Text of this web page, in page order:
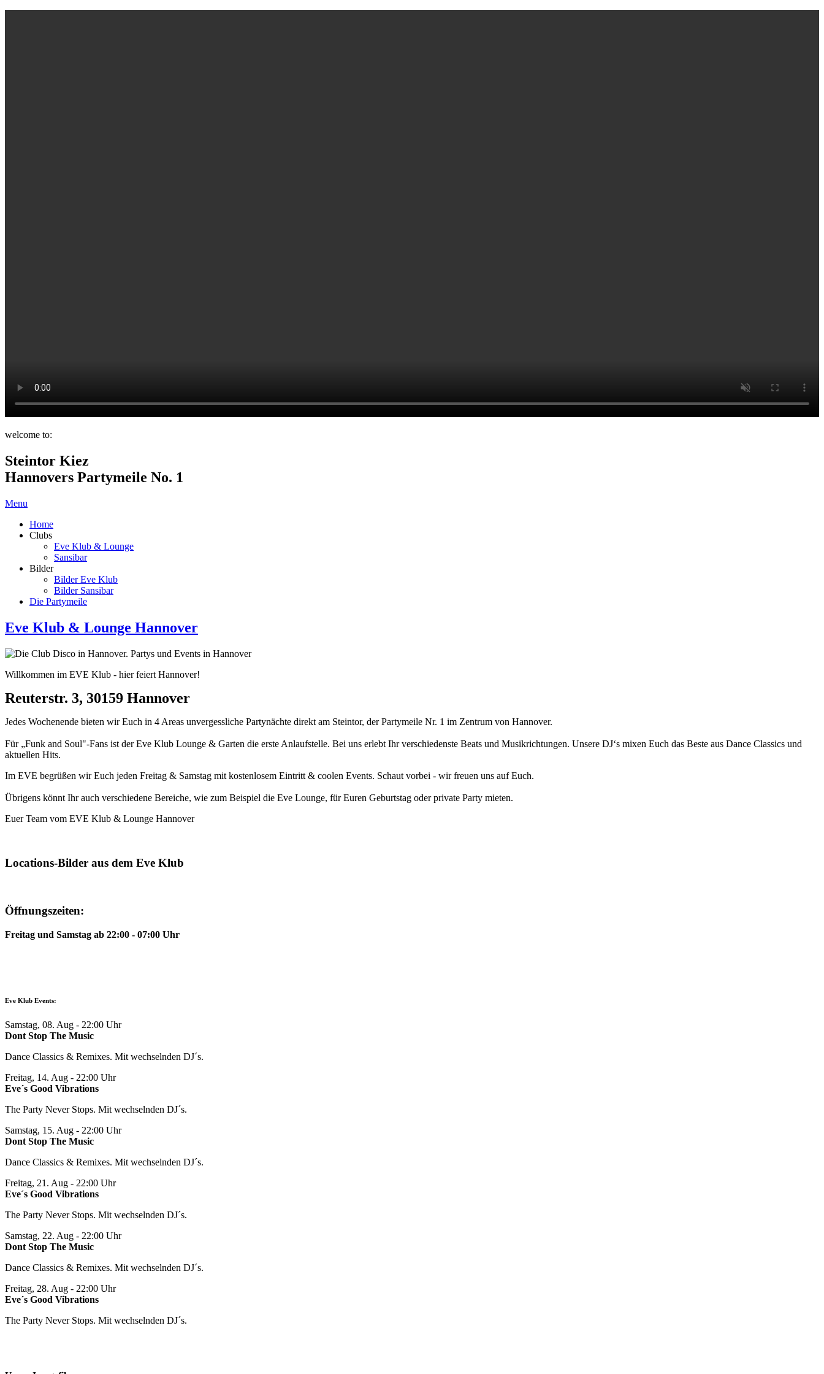
welcome to:
Steintor Kiez
Hannovers Partymeile No. 1
Menu
Home
Clubs
Eve Klub & Lounge
Sansibar
Bilder
Bilder Eve Klub
Bilder Sansibar
Die Partymeile
Eve Klub & Lounge Hannover
Willkommen im EVE Klub - hier feiert Hannover!
Reuterstr. 3, 30159 Hannover
Jedes Wochenende bieten wir Euch in 4 Areas unvergessliche Partynächte direkt am Steintor, der Partymeile Nr. 1 im Zentrum von Hannover.
Für „Funk and Soul"-Fans ist der Eve Klub Lounge & Garten die erste Anlaufstelle. Bei uns erlebt Ihr verschiedenste Beats und Musikrichtungen. Unsere DJ‘s mixen Euch das Beste aus Dance Classics und
aktuellen Hits.
Im EVE begrüßen wir Euch jeden Freitag & Samstag mit kostenlosem Eintritt & coolen Events. Schaut vorbei - wir freuen uns auf Euch.
Übrigens könnt Ihr auch verschiedene Bereiche, wie zum Beispiel die Eve Lounge, für Euren Geburtstag oder private Party mieten.
Euer Team vom EVE Klub & Lounge Hannover
Locations-Bilder aus dem Eve Klub
Öffnungszeiten:
Freitag und Samstag ab 22:00 - 07:00 Uhr
Eve Klub Events:
Samstag, 08. Aug - 22:00 Uhr
Dont Stop The Music
Dance Classics & Remixes. Mit wechselnden DJ´s.
Freitag, 14. Aug - 22:00 Uhr
Eve´s Good Vibrations
The Party Never Stops. Mit wechselnden DJ´s.
Samstag, 15. Aug - 22:00 Uhr
Dont Stop The Music
Dance Classics & Remixes. Mit wechselnden DJ´s.
Freitag, 21. Aug - 22:00 Uhr
Eve´s Good Vibrations
The Party Never Stops. Mit wechselnden DJ´s.
Samstag, 22. Aug - 22:00 Uhr
Dont Stop The Music
Dance Classics & Remixes. Mit wechselnden DJ´s.
Freitag, 28. Aug - 22:00 Uhr
Eve´s Good Vibrations
The Party Never Stops. Mit wechselnden DJ´s.